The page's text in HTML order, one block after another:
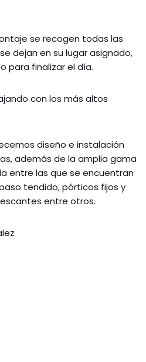
se recogen todas las
dejan en su lugar asignado,
para finalizar el día.
con los más altos
diseño e instalación
además de la amplia gama
entre las que se encuentran
tendido, pórticos fijos y
entre otros.